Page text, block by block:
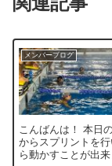
メンバーブログ
こんばんは！ 本日
からスプリントを
ら動かすことが出